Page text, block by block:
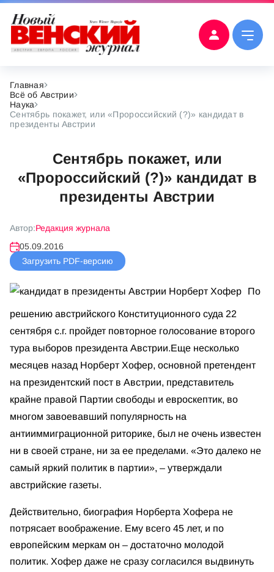
Главная
Всё об Австрии
Наука
Сентябрь покажет, или «Пророссийский (?)» кандидат в
президенты Австрии
Сентябрь покажет, или
«Пророссийский (?)» кандидат в
президенты Австрии
Автор:Редакция журнала
05.09.2016
Загрузить PDF-версию
По
решению австрийского Конституционного суда 22
сентября с.г. пройдет повторное голосование второго
тура выборов президента Австрии.Еще несколько
месяцев назад Норберт Хофер, основной претендент
на президентский пост в Австрии, представитель
крайне правой Партии свободы и евроскептик, во
многом завоевавший популярность на
антииммиграционной риторике, был не очень известен
ни в своей стране, ни за ее пределами. «Это далеко не
самый яркий политик в партии», – утверждали
австрийские газеты.
Действительно, биография Норберта Хофера не
потрясает воображение. Ему всего 45 лет, и по
европейским меркам он – достаточно молодой
политик. Хофер даже не сразу согласился выдвинуть